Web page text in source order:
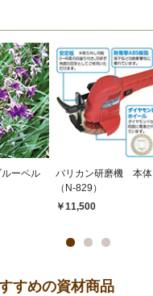
ーベル
バリカン研磨機 本体
（N-829）
￥11,500
すめの資材商品